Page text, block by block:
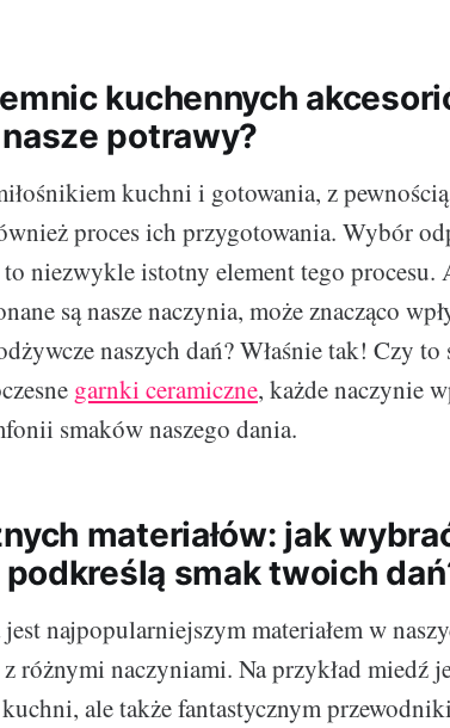
kuchennych
potrawy?
kuchni i gotowania, z
proces ich przygotowania. Wybór
niezwykle istotny element tego procesu.
są nasze naczynia, może znacząco
naszych dań? Właśnie tak! Czy to
garnki ceramiczne, każde naczynie
smaków naszego dania.
materiałów: jak
smak twoich
najpopularniejszym materiałem w
różnymi naczyniami. Na przykład miedź
ale także fantastycznym